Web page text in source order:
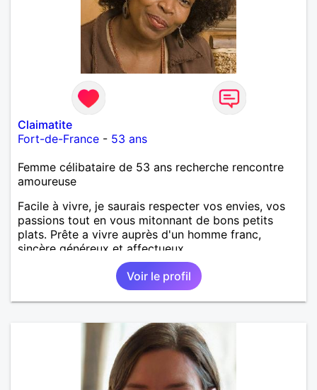
Claimatite
Fort-de-France - 53 ans
Femme célibataire de 53 ans recherche rencontre
amoureuse
Facile à vivre, je saurais respecter vos envies, vos
passions tout en vous mitonnant de bons petits
plats. Prête a vivre auprès d'un homme franc,
sincère généreux et affectueux...
Voir le profil